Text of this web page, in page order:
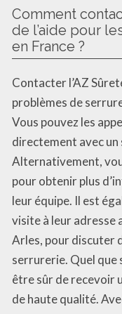
Comment
de l’aide pour
en France ?
Contacter l’AZ
problèmes de
Vous pouvez les
directement avec
Alternativement,
pour obtenir plus
leur équipe. Il est
visite à leur adresse
Arles, pour discuter
serrurerie. Quel que
être sûr de recevoir
de haute qualité.